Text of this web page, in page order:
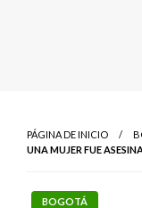
PÁGINA DE INICIO
UNA MUJER FUE
BOGOTÁ